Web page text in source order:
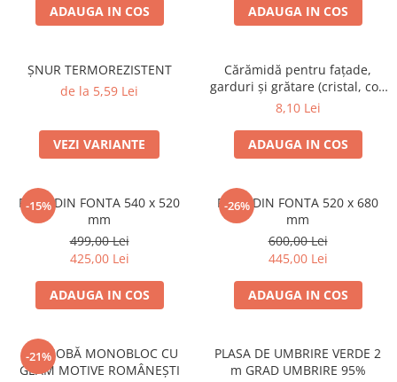
ADAUGA IN COS ADAUGA IN COS
ȘNUR TERMOREZISTENT
de la 5,59 Lei
VEZI VARIANTE
Cărămidă pentru fațade,
garduri și grătare (cristal, colț
rotunjit) – 250 × 120 × 65 mm
8,10 Lei
ADAUGA IN COS
-15%
PLITA DIN FONTA 540 x 520
mm
499,00 Lei
425,00 Lei
ADAUGA IN COS
-26%
PLITA DIN FONTA 520 x 680
mm
600,00 Lei
445,00 Lei
ADAUGA IN COS
-21%
UȘĂ SOBĂ MONOBLOC CU
GEAM MOTIVE ROMÂNEȘTI
PLASA DE UMBRIRE VERDE 2
m GRAD UMBRIRE 95%